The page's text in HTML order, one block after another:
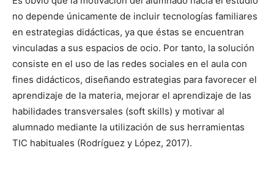
no depende únicamente de incluir tecnologías familiares
en estrategias didácticas, ya que éstas se encuentran
vinculadas a sus espacios de ocio. Por tanto, la solución
consiste en el uso de las redes sociales en el aula con
fines didácticos, diseñando estrategias para favorecer el
aprendizaje de la materia, mejorar el aprendizaje de las
habilidades transversales (soft skills) y motivar al
alumnado mediante la utilización de sus herramientas
TIC habituales (Rodríguez y López, 2017).